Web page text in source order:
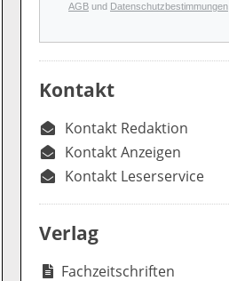
AGB und Datenschutzbestimmungen
Kontakt
Kontakt Redaktion
Kontakt Anzeigen
Kontakt Leserservice
Verlag
Fachzeitschriften